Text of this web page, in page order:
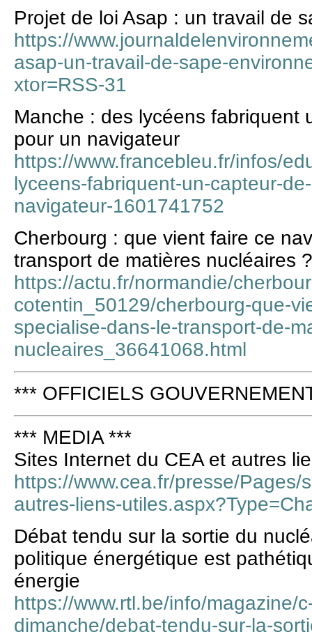
Projet de loi Asap : un travail de
https://
asap-un-travail-de-sape-
xtor=RSS-31
Manche : des lycéens fabriquent
pour un navigateur
https://www.francebleu.fr/infos/
lyceens-fabriquent-un-capteur-
navigateur-1601741752
Cherbourg : que vient faire ce
transport de matières nucléaires ?
https://actu.fr/normandie/
cotentin_50129/cherbourg-que-
specialise-dans-le-transport-de-
nucleaires_36641068.html
*** OFFICIELS
*** MEDIA ***
Sites Internet du CEA et autres
https://www.cea.fr/presse/Pages/
autres-liens-
Débat tendu sur la sortie du
politique énergétique est
énergie
https://www.rtl.be/info/magazine/
dimanche/debat-tendu-sur-la-